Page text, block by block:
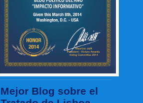
Mejor Blog sobre el